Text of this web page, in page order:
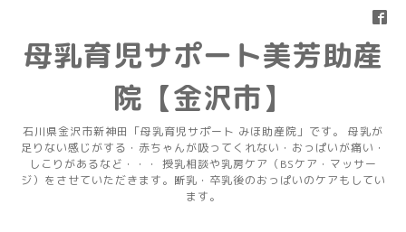
母乳育児サポート美芳助産
院【金沢市】
石川県金沢市新神田「母乳育児サポート みほ助産院」です。 母乳が
足りない感じがする・赤ちゃんが吸ってくれない・おっぱいが痛い・
しこりがあるなど・・・ 授乳相談や乳房ケア（BSケア・マッサー
ジ）をさせていただきます。断乳・卒乳後のおっぱいのケアもしてい
ます。